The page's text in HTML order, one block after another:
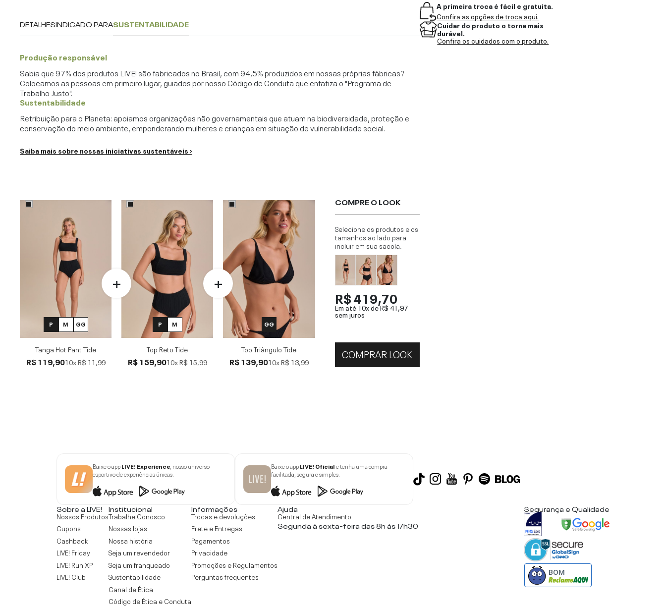
DETALHESINDICADO PARASUSTENTABILIDADE
Produção responsável
Sabia que 97% dos produtos LIVE! são fabricados no Brasil, com 94,5% produzidos em nossas próprias fábricas?
Colocamos as pessoas em primeiro lugar, guiados por nosso Código de Conduta que enfatiza o "Programa de
Trabalho Justo".
Sustentabilidade
Retribuição para o Planeta: apoiamos organizações não governamentais que atuam na biodiversidade, proteção e
conservação do meio ambiente, emponderando mulheres e crianças em situação de vulnerabilidade social.
Saiba mais sobre nossas iniciativas sustentáveis ›
P M GG
Tanga Hot Pant Tide
R$ 119,9010xR$ 11,99
P M
Top Reto Tide
R$ 159,9010xR$ 15,99
GG
Top Triângulo Tide
R$ 139,9010xR$ 13,99
COMPRE O LOOK
Selecione os produtos e os
tamanhos ao lado para
incluir em sua sacola.
R$ 419,70
Em até 10x deR$ 41,97
sem juros
COMPRAR LOOK
A primeira troca é fácil e gratuita.
Confira as opções de troca aqui.
Cuidar do produto o torna mais
durável.
Confira os cuidados com o produto.
Baixe o appLIVE! Experience, nosso universo
esportivo de experiências únicas.
Baixe o appLIVE! Oficiale tenha uma compra
facilitada, segura e simples.
Sobre a LIVE!
Nossos Produtos
Cupons
Cashback
LIVE! Friday
LIVE! Run XP
LIVE! Club
Institucional
Trabalhe Conosco
Nossas lojas
Nossa história
Seja um revendedor
Seja um franqueado
Sustentabilidade
Canal de Ética
Código de Ética e Conduta
Informações
Trocas e devoluções
Frete e Entregas
Pagamentos
Privacidade
Promoções e Regulamentos
Perguntas frequentes
Ajuda
Central de Atendimento
Segunda à sexta-feira das 8h às 17h30
Segurança e Qualidade
BOM